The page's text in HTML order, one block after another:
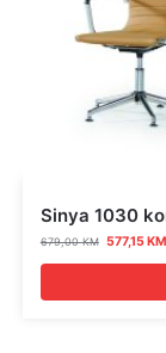
Sinya 1030
679,00KM 577,15KM